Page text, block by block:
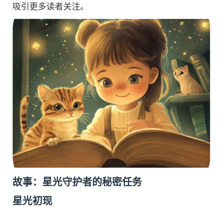
吸引更多读者关注。
故事：星光守护者的秘密任务
星光初现